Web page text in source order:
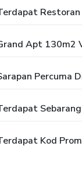
Apt 130m2
Percuma
Kod